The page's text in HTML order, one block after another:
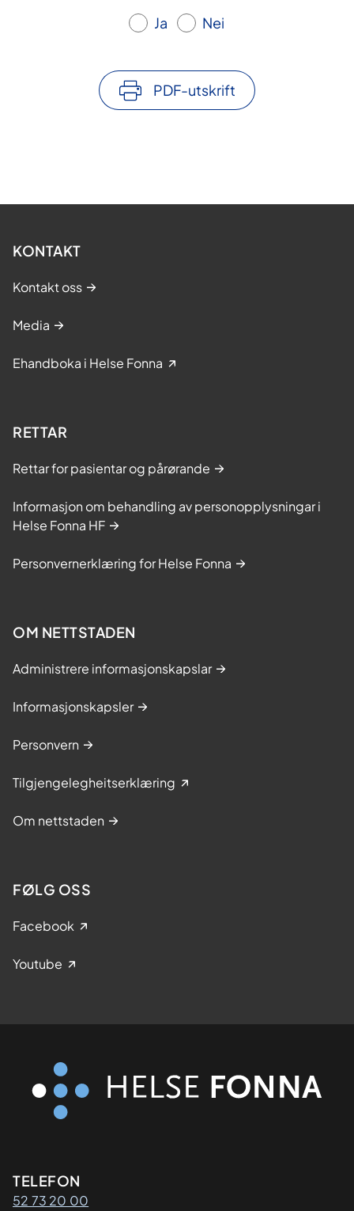
Ja Nei
PDF-utskrift
KONTAKT
Kontakt oss
Media
Ehandboka i Helse Fonna
RETTAR
Rettar for pasientar og pårørande
Informasjon om behandling av personopplysningar i
Helse Fonna HF
Personvernerklæring for Helse Fonna
OM NETTSTADEN
Administrere informasjonskapslar
Informasjonskapsler
Personvern
Tilgjengelegheitserklæring
Om nettstaden
FØLG OSS
Facebook
Youtube
Kontaktinformasjon
TELEFON
52 73 20 00